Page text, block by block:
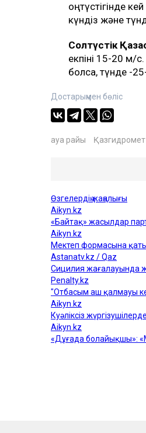
оңтүстігінде
күндіз және
Солтүстік
екпіні 15-20 м/
болса, түнде -
Достарыңмен бөліс
ауа райы Қазгидромет